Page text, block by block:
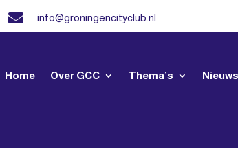
 info@groningencityclub.nl
Home Over GCC Thema’s Nieuws